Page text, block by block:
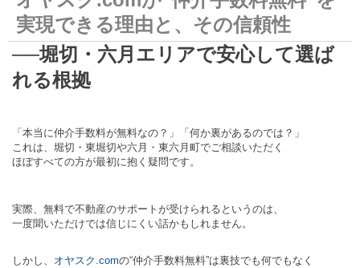
実現できる理由と、その信頼性
──堀切・六月エリアで安心して選ば
れる根拠
「本当に仲介手数料が無料なの？」「何か裏があるのでは？」
これは、堀切・東堀切や六月・東六月町でご相談いただく
ほぼすべての方が最初に抱く疑問です。
実際、無料で不動産のサポートが受けられるというのは、
一度聞いただけでは信じにくい話かもしれません。
しかし、 オヤスク.comの“仲介手数料無料”は裏技でも何でもなく